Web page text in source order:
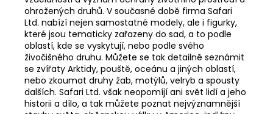
ohrožených druhů. V současné době firma Safari
Ltd. nabízí nejen samostatné modely, ale i figurky,
které jsou tematicky zařazeny do sad, a to podle
oblastí, kde se vyskytují, nebo podle svého
živočišného druhu. Můžete se tak detailně seznámit
se zvířaty Arktidy, pouště, oceánu a jiných oblastí,
nebo zkoumat druhy žab, motýlů, velryb a spousty
dalších. Safari Ltd. však neopomíjí ani svět lidí a jeho
historii a dílo, a tak můžete poznat nejvýznamnější